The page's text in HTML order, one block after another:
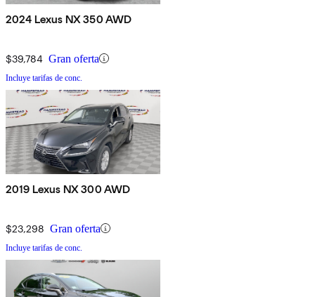
2024 Lexus NX 350 AWD
$39,784 Gran oferta
Incluye tarifas de conc.
2019 Lexus NX 300 AWD
$23,298 Gran oferta
Incluye tarifas de conc.